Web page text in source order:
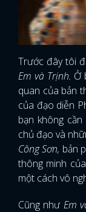
Trước đây tôi
Em và Trịnh. Ở
quan của bản
của đạo diễn
bạn không
chủ đạo và
Công Sơn, bản
thông minh
một cách vô
Cũng như Em